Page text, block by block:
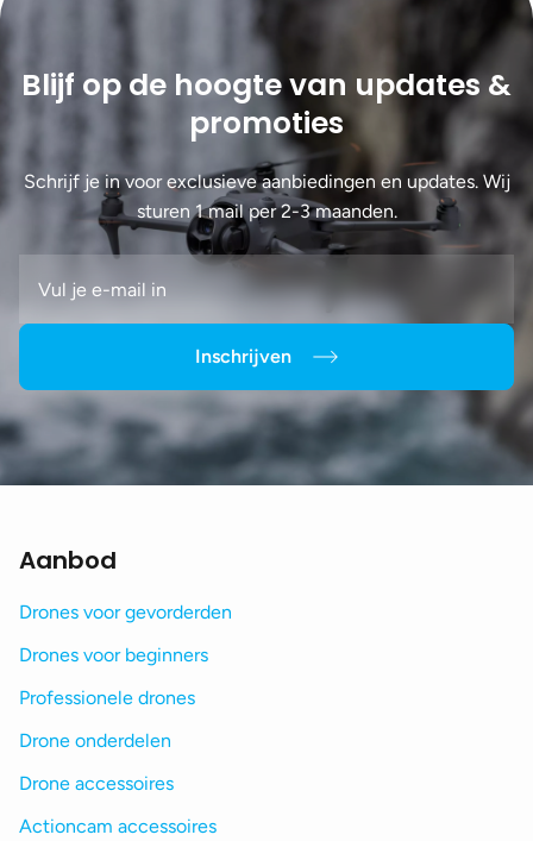
Blijf op de hoogte van updates &
promoties
Schrijf je in voor exclusieve aanbiedingen en updates. Wij
sturen 1 mail per 2-3 maanden.
Inschrijven
Aanbod
Drones voor gevorderden
Drones voor beginners
Professionele drones
Drone onderdelen
Drone accessoires
Actioncam accessoires